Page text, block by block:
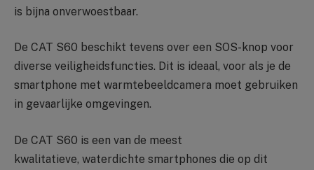
is bijna onverwoestbaar.
De CAT S60 beschikt tevens over een SOS-knop voor
diverse veiligheidsfuncties. Dit is ideaal, voor als je de
smartphone met warmtebeeldcamera moet gebruiken
in gevaarlijke omgevingen.
De CAT S60 is een van de meest
kwalitatieve, waterdichte smartphones die op dit